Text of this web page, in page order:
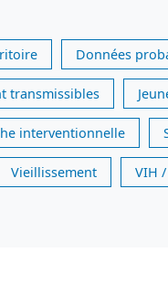
Données
transmissibles
interventionnelle
Vieillissement VIH